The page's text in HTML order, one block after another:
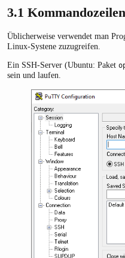
3.1
Üblicherweise verwendet man
Linux-Systene zuzugreifen.
Ein SSH-Server (Ubuntu: Paket
sein und laufen.